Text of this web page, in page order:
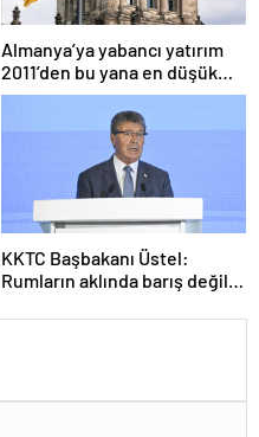
Almanya’ya yabancı yatırım
2011’den bu yana en düşük
seviyede
KKTC Başbakanı Üstel:
Rumların aklında barış değil